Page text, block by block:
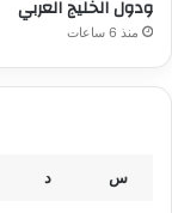
ودول الخليج العربي
منذ 6 ساعات
س د